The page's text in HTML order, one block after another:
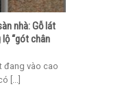
nhà: Gỗ lát
“gót chân
đang vào cao
[...]